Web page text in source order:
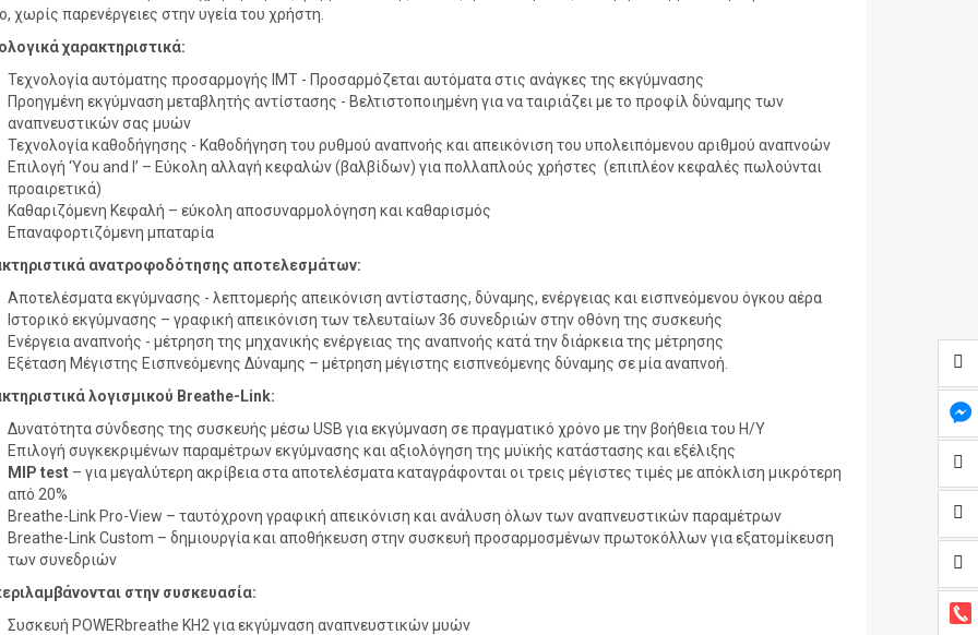
χωρίς παρενέργειες στην υγεία του χρήστη.
χαρακτηριστικά:
Τεχνολογία αυτόματης προσαρμογής IMT - Προσαρμόζεται αυτόματα στις ανάγκες της εκγύμνασης
Προηγμένη εκγύμναση μεταβλητής αντίστασης - Βελτιστοποιημένη για να ταιριάζει με το προφίλ δύναμης των
αναπνευστικών σας μυών
Τεχνολογία καθοδήγησης - Καθοδήγηση του ρυθμού αναπνοής και απεικόνιση του υπολειπόμενου αριθμού αναπνοών
Επιλογή ‘You and I’ – Εύκολη αλλαγή κεφαλών (βαλβίδων) για πολλαπλούς χρήστες (επιπλέον κεφαλές πωλούνται
προαιρετικά)
Καθαριζόμενη Κεφαλή – εύκολη αποσυναρμολόγηση και καθαρισμός
Επαναφορτιζόμενη μπαταρία
ανατροφοδότησης αποτελεσμάτων:
Αποτελέσματα εκγύμνασης - λεπτομερής απεικόνιση αντίστασης, δύναμης, ενέργειας και εισπνεόμενου όγκου αέρα
Ιστορικό εκγύμνασης – γραφική απεικόνιση των τελευταίων 36 συνεδριών στην οθόνη της συσκευής
Ενέργεια αναπνοής - μέτρηση της μηχανικής ενέργειας της αναπνοής κατά την διάρκεια της μέτρησης
Εξέταση Μέγιστης Εισπνεόμενης Δύναμης – μέτρηση μέγιστης εισπνεόμενης δύναμης σε μία αναπνοή.
λογισμικού Breathe-Link:
Δυνατότητα σύνδεσης της συσκευής μέσω USB για εκγύμναση σε πραγματικό χρόνο με την βοήθεια του H/Y
Επιλογή συγκεκριμένων παραμέτρων εκγύμνασης και αξιολόγηση της μυϊκής κατάστασης και εξέλιξης
MIP test– για μεγαλύτερη ακρίβεια στα αποτελέσματα καταγράφονται οι τρεις μέγιστες τιμές με απόκλιση μικρότερη
από 20%
Breathe-Link Pro-View – ταυτόχρονη γραφική απεικόνιση και ανάλυση όλων των αναπνευστικών παραμέτρων
Breathe-Link Custom – δημιουργία και αποθήκευση στην συσκευή προσαρμοσμένων πρωτοκόλλων για εξατομίκευση
των συνεδριών
στην συσκευασία:
Συσκευή POWERbreathe KH2 για εκγύμναση αναπνευστικών μυών